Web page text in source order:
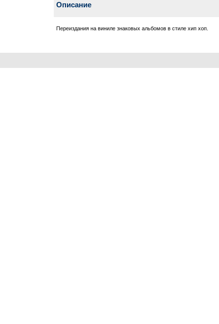
Описание
Переиздания на виниле знаковых альбомов в стиле хип хоп.